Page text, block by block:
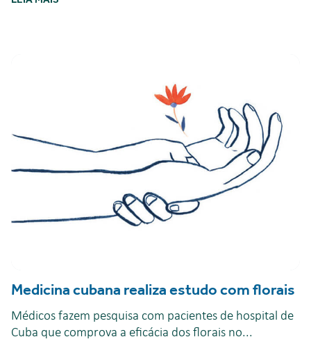
Medicina cubana realiza estudo com florais
Médicos fazem pesquisa com pacientes de hospital de
Cuba que comprova a eficácia dos florais no...